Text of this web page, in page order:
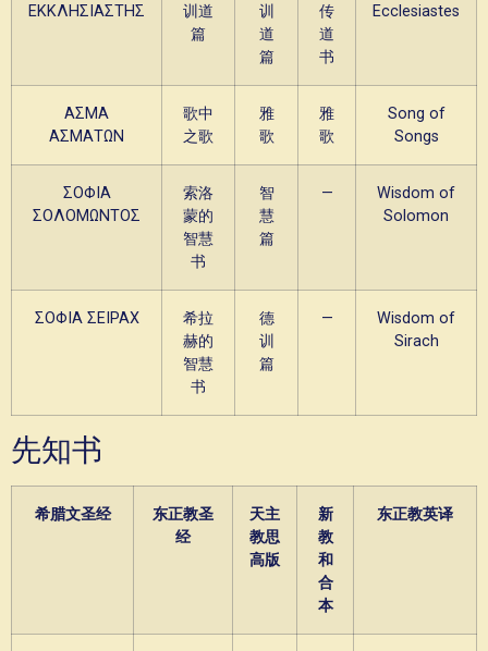
ΕΚΚΛΗΣΙΑΣΤΗΣ
训道
篇
训
道
篇
传
道
书
Ecclesiastes
ΑΣΜΑ
ΑΣΜΑΤΩΝ
歌中
之歌
雅
歌
雅
歌
Song of
Songs
ΣΟΦΙΑ
ΣΟΛΟΜΩΝΤΟΣ
索洛
蒙的
智慧
书
智
慧
篇
—
Wisdom of
Solomon
ΣΟΦΙΑ ΣΕΙΡΑΧ
希拉
赫的
智慧
书
德
训
篇
—
Wisdom of
Sirach
先知书
希腊文圣经
东正教圣
经
天主
教思
高版
新
教
和
合
本
东正教英译